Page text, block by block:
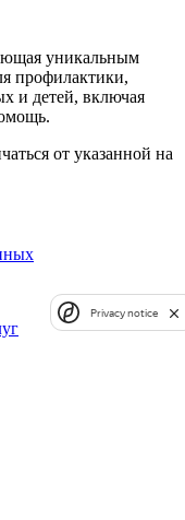
уникальным
профилактики,
и детей, включая
от указанной на
Privacy notice